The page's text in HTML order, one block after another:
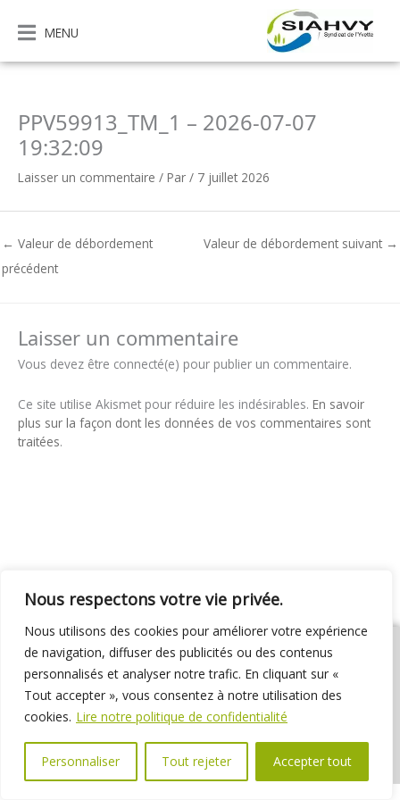
Nous respectons votre vie privée.
Nous utilisons des cookies pour améliorer votre expérience
de navigation, diffuser des publicités ou des contenus
personnalisés et analyser notre trafic. En cliquant sur «
Tout accepter », vous consentez à notre utilisation des
cookies. Lire notre politique de confidentialité
Personnaliser Tout rejeter Accepter tout
contenu
MENU
PPV59913_TM_1 – 2026-07-07
19:32:09
Laisser un commentaire / Par / 7 juillet 2026
← Valeur de débordement
précédent
Valeur de débordement suivant →
Laisser un commentaire
Vous devez être connecté(e) pour publier un commentaire.
Ce site utilise Akismet pour réduire les indésirables. En savoir
plus sur la façon dont les données de vos commentaires sont
traitées.
01 69 31 72 10 01 69 31 37 31
Nous contacter
Espace élus
Marchés publics Délibérations